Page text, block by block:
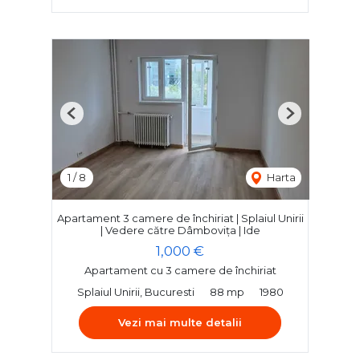
1 /8 Harta
Previous Next
Apartament 3 camere de închiriat | Splaiul Unirii
| Vedere către Dâmbovița | Ide
1,000 €
Apartament cu 3 camere de închiriat
Splaiul Unirii, Bucuresti
88 mp 1980
Vezi mai multe detalii